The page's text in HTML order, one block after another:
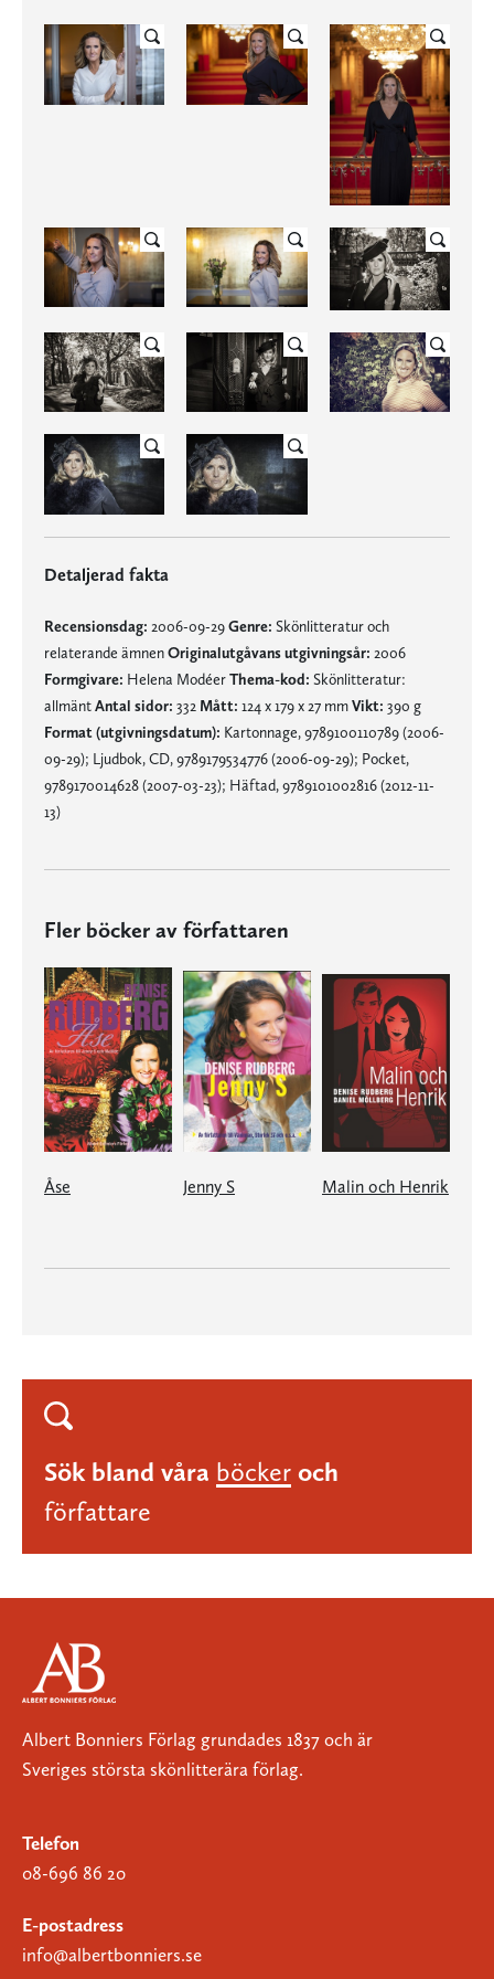
Detaljerad fakta
Recensionsdag: 2006-09-29Genre: Skönlitteratur och
relaterande ämnenOriginalutgåvans utgivningsår: 2006
Formgivare: Helena ModéerThema-kod: Skönlitteratur:
allmäntAntal sidor: 332 Mått: 124 x 179 x 27 mmVikt: 390 g
Format (utgivningsdatum): Kartonnage, 9789100110789 (2006-
09-29); Ljudbok, CD, 9789179534776 (2006-09-29); Pocket,
9789170014628 (2007-03-23); Häftad, 9789101002816 (2012-11-
13)
Fler böcker av författaren
Åse Jenny S Malin och Henrik
Sök bland våra böcker och
författare
Albert Bonniers Förlag grundades 1837 och är
Sveriges största skönlitterära förlag.
Telefon
08-696 86 20
E-postadress
info@albertbonniers.se